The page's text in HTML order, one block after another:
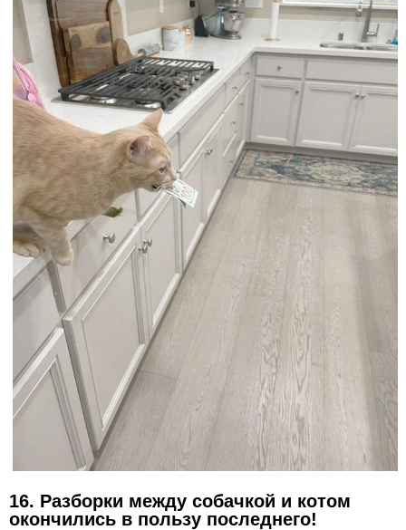
16. Разборки между собачкой и котом
окончились в пользу последнего!